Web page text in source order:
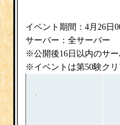
イベント期間：4月26日
サーバー：全サーバー
※公開後16日以内のサ
※イベントは第50験ク